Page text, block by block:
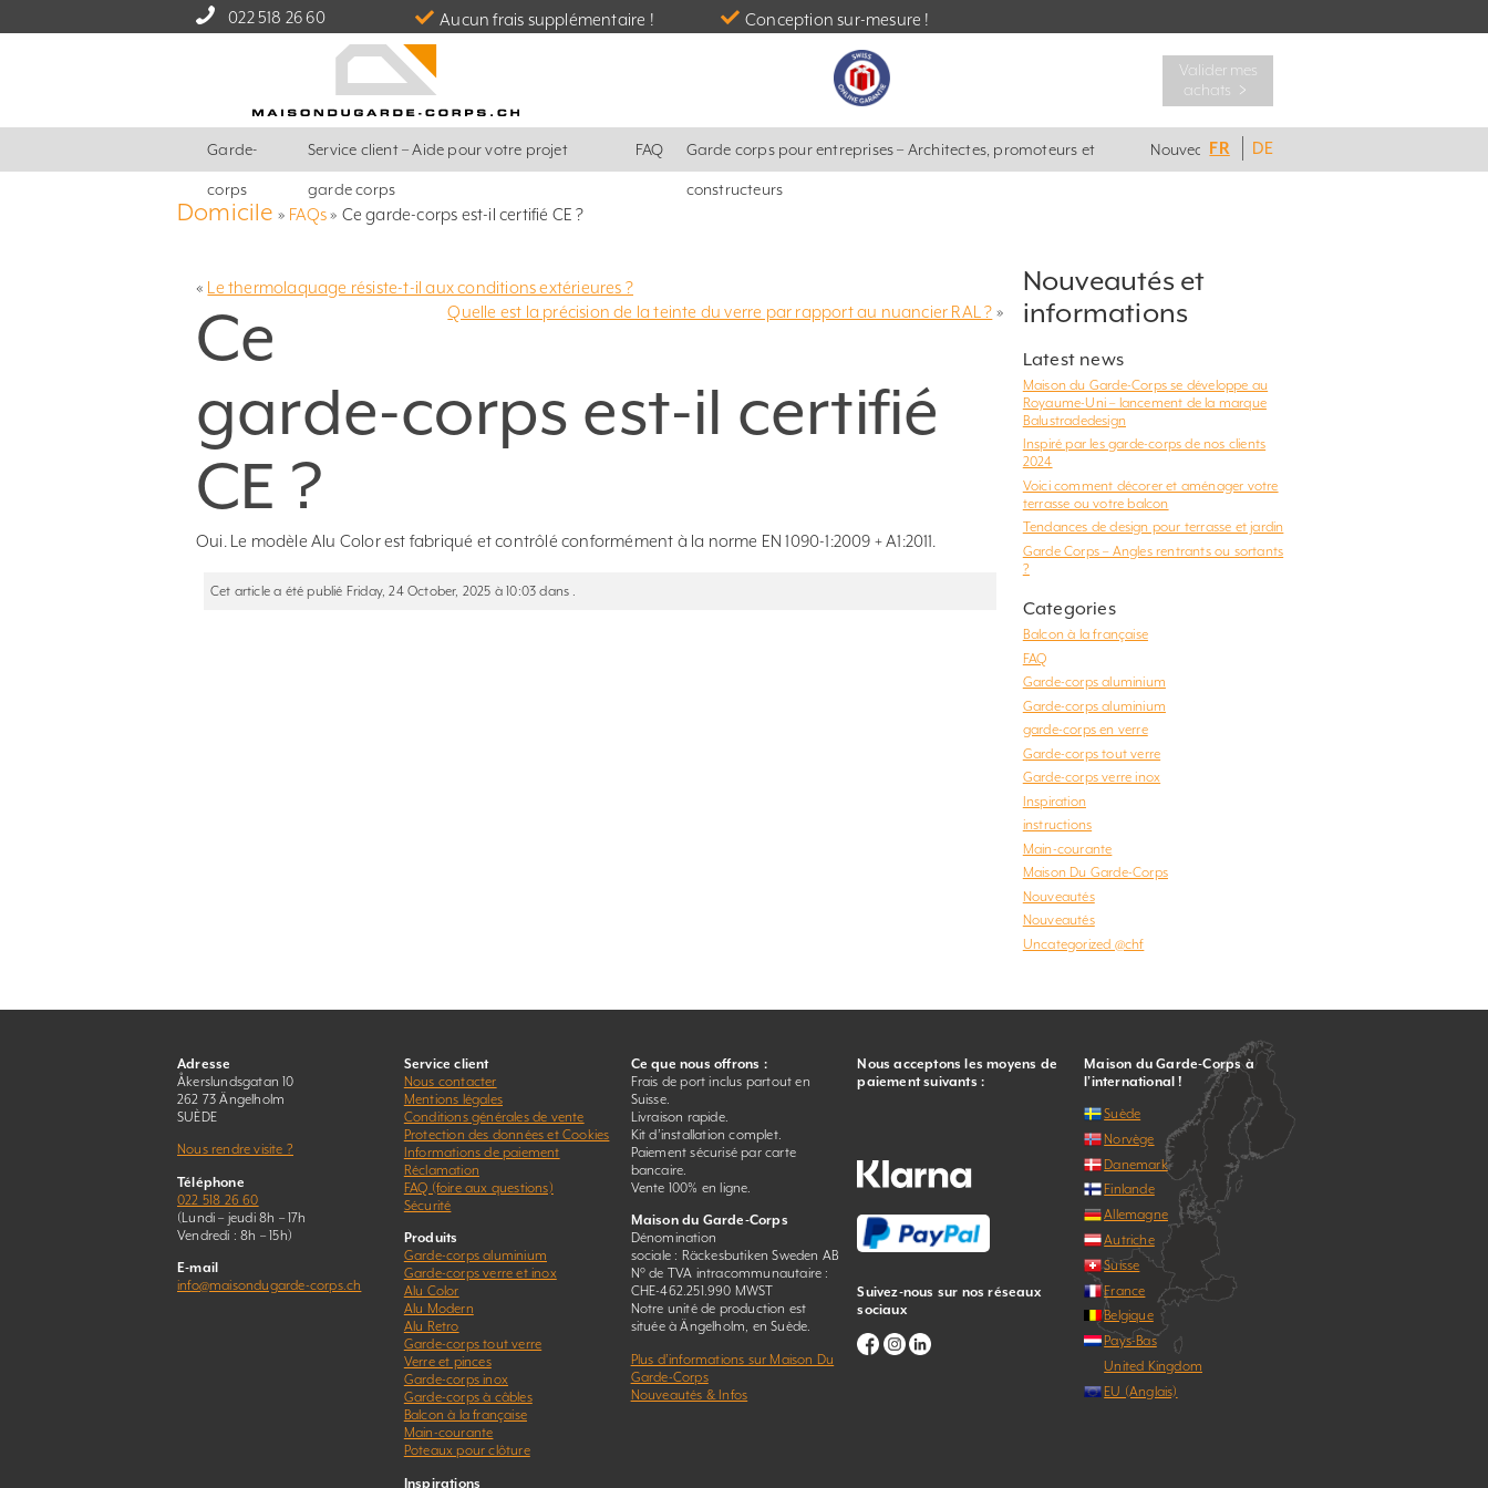
022 518 26 60 Aucun frais supplémentaire ! Conception sur-mesure !
Valider mes
achats ﹥
Garde-
corps
Service client – Aide pour votre projet
garde corps
FAQ Garde corps pour entreprises – Architectes, promoteurs et
constructeurs
Nouveautés
FR DE
Domicile » FAQs» Ce garde-corps est-il certifié CE ?
« Le thermolaquage résiste-t-il aux conditions extérieures ?
Quelle est la précision de la teinte du verre par rapport au nuancier RAL ? »
Ce
garde-corps est-il certifié
CE ?
Oui. Le modèle Alu Color est fabriqué et contrôlé conformément à la norme EN 1090-1:2009 + A1:2011.
Cet article a été publié Friday, 24 October, 2025 à 10:03 dans .
Nouveautés et
informations
Latest news
Maison du Garde-Corps se développe au
Royaume-Uni – lancement de la marque
Balustradedesign
Inspiré par les garde-corps de nos clients
2024
Voici comment décorer et aménager votre
terrasse ou votre balcon
Tendances de design pour terrasse et jardin
Garde Corps – Angles rentrants ou sortants
?
Categories
Balcon à la française
FAQ
Garde-corps aluminium
Garde-corps aluminium
garde-corps en verre
Garde-corps tout verre
Garde-corps verre inox
Inspiration
instructions
Main-courante
Maison Du Garde-Corps
Nouveautés
Nouveautés
Uncategorized @chf
Adresse
Åkerslundsgatan 10
262 73 Ängelholm
SUÈDE
Nous rendre visite ?
Téléphone
022 518 26 60
(Lundi – jeudi 8h – 17h
Vendredi : 8h – 15h)
E-mail
info@maisondugarde-corps.ch
Service client
Nous contacter
Mentions légales
Conditions générales de vente
Protection des données et Cookies
Informations de paiement
Réclamation
FAQ (foire aux questions)
Sécurité
Produits
Garde-corps aluminium
Garde-corps verre et inox
Alu Color
Alu Modern
Alu Retro
Garde-corps tout verre
Verre et pinces
Garde-corps inox
Garde-corps à câbles
Balcon à la française
Main-courante
Poteaux pour clôture
Inspirations
Ce que nous offrons :
Frais de port inclus partout en
Suisse.
Livraison rapide.
Kit d’installation complet.
Paiement sécurisé par carte
bancaire.
Vente 100% en ligne.
Maison du Garde-Corps
Dénomination
sociale : Räckesbutiken Sweden AB
N° de TVA intracommunautaire :
CHE-462.251.990 MWST
Notre unité de production est
située à Ängelholm, en Suède.
Plus d’informations sur Maison Du
Garde-Corps
Nouveautés & Infos
Nous acceptons les moyens de
paiement suivants :
Suivez-nous sur nos réseaux
sociaux
Maison du Garde-Corps à
l’international !
Suède
Norvège
Danemark
Finlande
Allemagne
Autriche
Suisse
France
Belgique
Pays-Bas
United Kingdom
EU (Anglais)